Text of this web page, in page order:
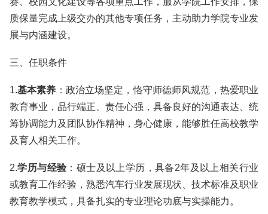
质保量完成上级交办的其他专项任务，主动助力学院专业发
展与内涵建设。
三、任职条件
1.基本素养 ：政治立场坚定，恪守师德师风规范，热爱职业
教育事业，品行端正、责任心强，具备良好的沟通表达、统
筹协调能力及团队协作精神，身心健康，能够胜任高校教学
及育人相关工作。
2.学历与经验 ：硕士及以上学历，具备2年及以上相关行业
或教育工作经验，熟悉汽车行业发展现状、技术标准及职业
教育教学模式，具备扎实的专业理论功底与实操能力。